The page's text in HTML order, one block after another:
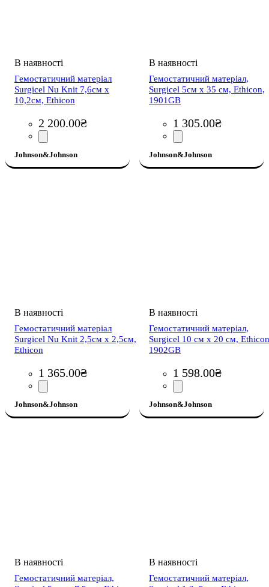
Гемостатичний матеріал
Surgicel Nu Knit 7,6см х
10,2см, Ethicon
2 200.00₴
Johnson&Johnson
Гемостатичний матеріал,
Surgicel 5см х 35 см, Ethicon,
1901GB
1 305.00₴
Johnson&Johnson
Гемостатичний матеріал
Surgicel Nu Knit 2,5см х 2,5см,
Ethicon
1 365.00₴
Johnson&Johnson
Гемостатичний матеріал,
Surgicel 10 см х 20 см,
1902GB
1 598.00₴
Johnson&Johnson
Гемостатичний матеріал,
Гемостатичний матеріал,